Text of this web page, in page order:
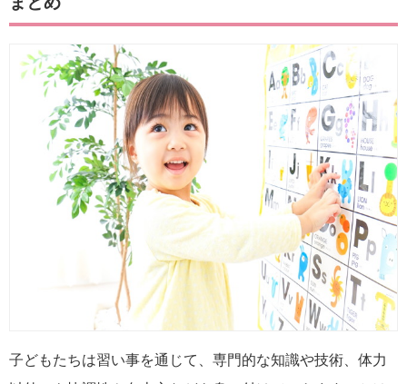
子どもたちは習い事を通じて、専門的な知識や技術、体力